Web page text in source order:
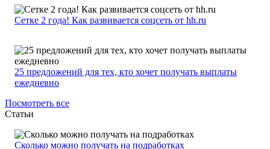
Сетке 2 года! Как развивается соцсеть от hh.ru
25 предложений для тех, кто хочет получать выплаты
ежедневно
Посмотреть все
Статьи
Сколько можно получать на подработках